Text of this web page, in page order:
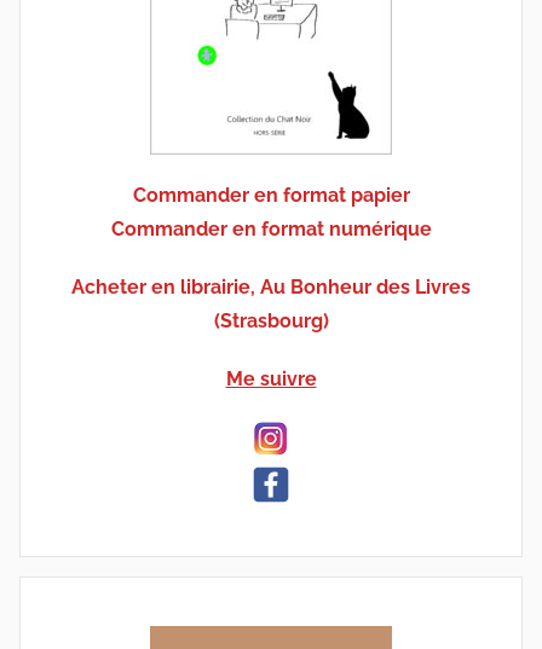
Commander en format papier
Commander en format numérique
Acheter en librairie, Au Bonheur des Livres
(Strasbourg)
Me suivre